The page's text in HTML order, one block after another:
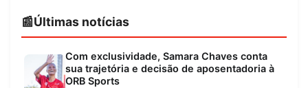
Últimas notícias
Com exclusividade, Samara Chaves conta
sua trajetória e decisão de aposentadoria à
ORB Sports